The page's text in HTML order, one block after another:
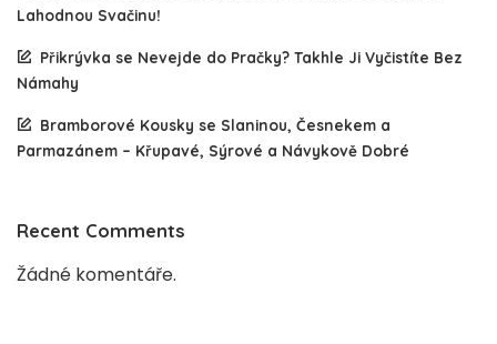
Lahodnou Svačinu!
Přikrývka se Nevejde do Pračky? Takhle Ji Vyčistíte Bez
Námahy
Bramborové Kousky se Slaninou, Česnekem a
Parmazánem – Křupavé, Sýrové a Návykově Dobré
Recent Comments
Žádné komentáře.